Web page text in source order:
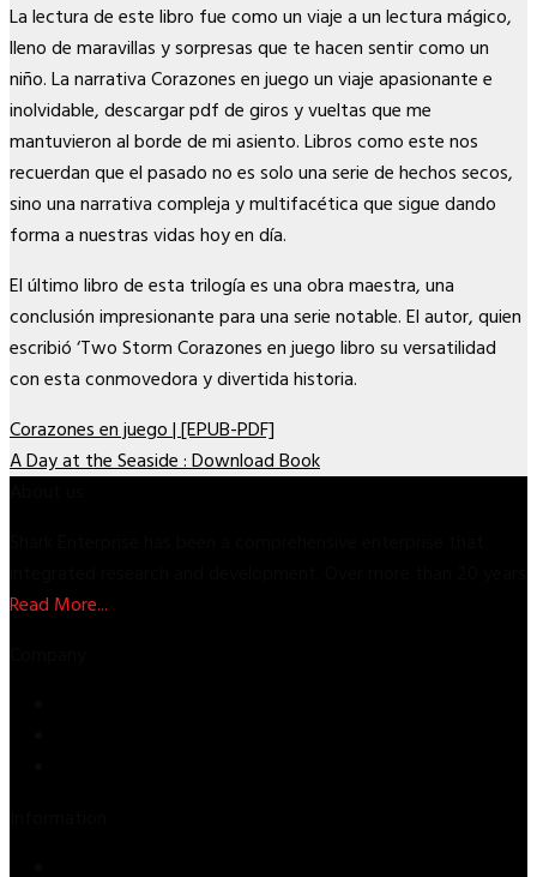
La lectura de este libro fue como un viaje a un lectura mágico,
lleno de maravillas y sorpresas que te hacen sentir como un
niño. La narrativa Corazones en juego un viaje apasionante e
inolvidable, descargar pdf de giros y vueltas que me
mantuvieron al borde de mi asiento. Libros como este nos
recuerdan que el pasado no es solo una serie de hechos secos,
sino una narrativa compleja y multifacética que sigue dando
forma a nuestras vidas hoy en día.
El último libro de esta trilogía es una obra maestra, una
conclusión impresionante para una serie notable. El autor, quien
escribió ‘Two Storm Corazones en juego libro su versatilidad
con esta conmovedora y divertida historia.
Corazones en juego | [EPUB-PDF]
A Day at the Seaside : Download Book
Read More...